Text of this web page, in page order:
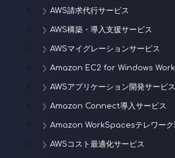
AWS請求代行サービス
AWS構築・導入支援サービス
AWSマイグレーションサービス
Amazon EC2 for Windows
AWSアプリケーション開発サービス
Amazon Connect導入サービス
Amazon WorkSpacesテレワーク
AWSコスト最適化サービス